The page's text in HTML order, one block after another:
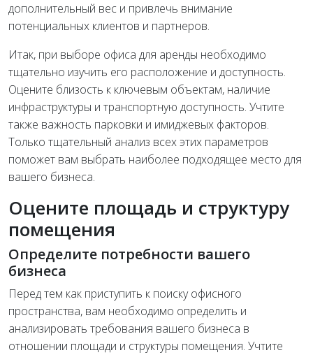
дополнительный вес и привлечь внимание
потенциальных клиентов и партнеров.
Итак, при выборе офиса для аренды необходимо
тщательно изучить его расположение и доступность.
Оцените близость к ключевым объектам, наличие
инфраструктуры и транспортную доступность. Учтите
также важность парковки и имиджевых факторов.
Только тщательный анализ всех этих параметров
поможет вам выбрать наиболее подходящее место для
вашего бизнеса.
Оцените площадь и структуру
помещения
Определите потребности вашего
бизнеса
Перед тем как приступить к поиску офисного
пространства, вам необходимо определить и
анализировать требования вашего бизнеса в
отношении площади и структуры помещения. Учтите